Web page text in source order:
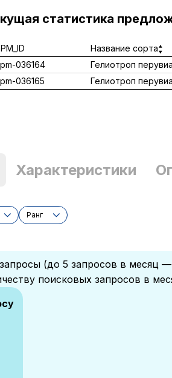
статистика
Название сорта
036164
Гелиотроп
036165
Гелиотроп
Характеристики
Ранг
(до 5 запросов в месяц
поисковых запросов в